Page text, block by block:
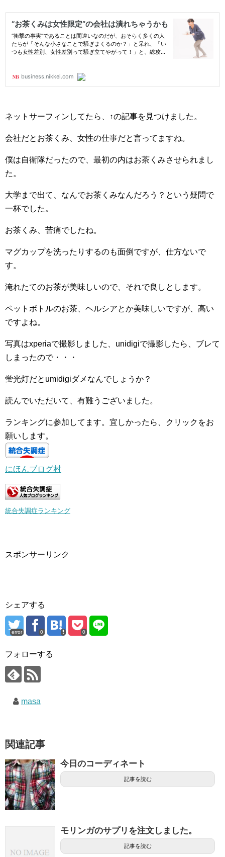
ネットサーフィンしてたら、↑の記事を見つけました。
会社だとお茶くみ、女性の仕事だと言ってますね。
僕は自衛隊だったので、最初の内はお茶くみさせられまし
た。
大学まで出て、なんでお茶くみなんだろう？という疑問で
一杯でした。
お茶くみ、苦痛でしたね。
マグカップを洗ったりするのも面倒ですが、仕方ないで
す。
淹れたてのお茶が美味しいので、それで良しとします。
ペットボトルのお茶、ヘルシアとか美味しいですが、高い
ですよね。
写真はxperiaで撮影しました、unidigiで撮影したら、ブレて
しまったので・・・
蛍光灯だとumidigiダメなんでしょうか？
読んでいただいて、有難うございました。
ランキングに参加してます。宜しかったら、クリックをお
願いします。
にほんブログ村
統合失調症ランキング
スポンサーリンク
シェアする
error 0 0
フォローする
masa
関連記事
今日のコーディネート
記事を読む
モリンガのサプリを注文しました。
記事を読む